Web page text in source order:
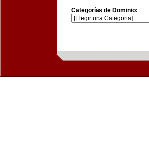
Categorías de Dominio: